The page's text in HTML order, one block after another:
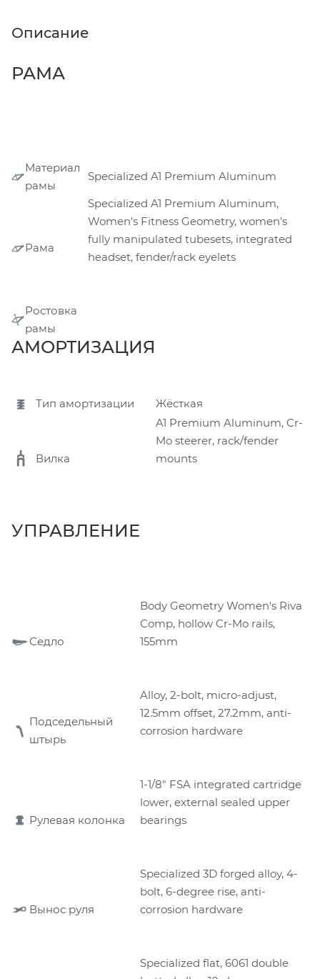
Описание
РАМА
Материал
рамы
Specialized A1 Premium Aluminum
Рама
Specialized A1 Premium Aluminum,
Women's Fitness Geometry, women's
fully manipulated tubesets, integrated
headset, fender/rack eyelets
Ростовка
рамы
АМОРТИЗАЦИЯ
Тип амортизации Жёсткая
Вилка
A1 Premium Aluminum, Cr-
Mo steerer, rack/fender
mounts
УПРАВЛЕНИЕ
Седло
Body Geometry Women's Riva
Comp, hollow Cr-Mo rails,
155mm
Подседельный
штырь
Alloy, 2-bolt, micro-adjust,
12.5mm offset, 27.2mm, anti-
corrosion hardware
Рулевая колонка
1-1/8" FSA integrated cartridge
lower, external sealed upper
bearings
Вынос руля
Specialized 3D forged alloy, 4-
bolt, 6-degree rise, anti-
corrosion hardware
Specialized flat, 6061 double